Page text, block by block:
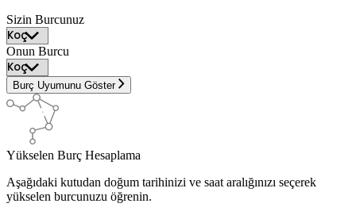
Sizin Burcunuz
Onun Burcu
Burç Uyumunu Göster
Yükselen Burç Hesaplama
Aşağıdaki kutudan doğum tarihinizi ve saat aralığınızı seçerek
yükselen burcunuzu öğrenin.